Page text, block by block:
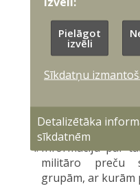
kodu). Psihiatra
par katras
stāvokli. Par
iesniedz
institūcijas
kas apliecina, ka
preču aprites
noteiktajām
Informāciju par
militāro preču
grupām, ar kurām
Pielāgot
izvēli
Sīkdatņu
Detalizētāka
sīkdatnēm